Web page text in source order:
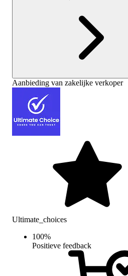
Aanbieding van zakelijke verkoper
Ultimate_choices
100%
Positieve feedback